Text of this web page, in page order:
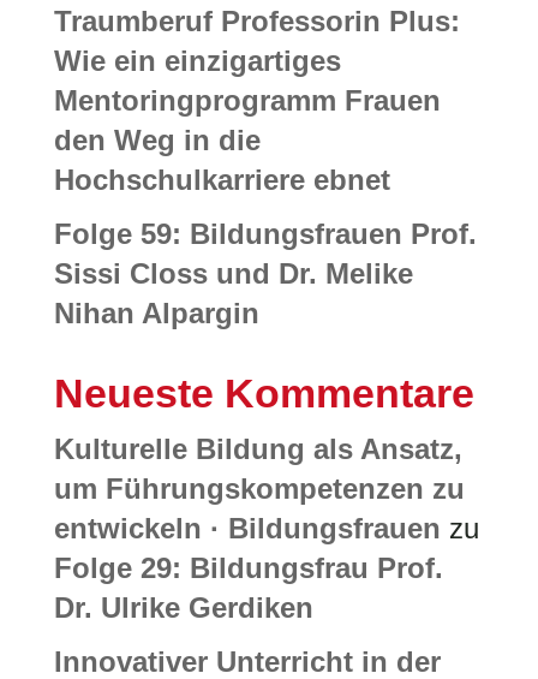
Traumberuf Professorin Plus:
Wie ein einzigartiges
Mentoringprogramm Frauen
den Weg in die
Hochschulkarriere ebnet
Folge 59: Bildungsfrauen Prof.
Sissi Closs und Dr. Melike
Nihan Alpargin
Neueste Kommentare
Kulturelle Bildung als Ansatz,
um Führungskompetenzen zu
entwickeln · Bildungsfrauen zu
Folge 29: Bildungsfrau Prof.
Dr. Ulrike Gerdiken
Innovativer Unterricht in der